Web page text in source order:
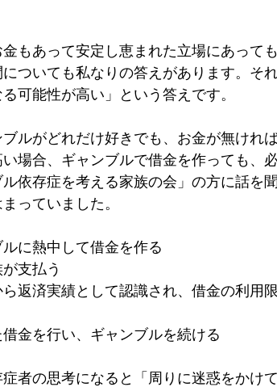
もあって安定し恵まれた立場にあって
ついても私なりの答えがあります。そ
可能性が高い」という答えです。
ルがどれだけ好きでも、お金が無けれ
い場合、ギャンブルで借金を作っても、
依存症を考える家族の会」の方に話を
っていました。
に熱中して借金を作る
支払う
返済実績として認識され、借金の利用
金を行い、ギャンブルを続ける
者の思考になると「周りに迷惑をかけ